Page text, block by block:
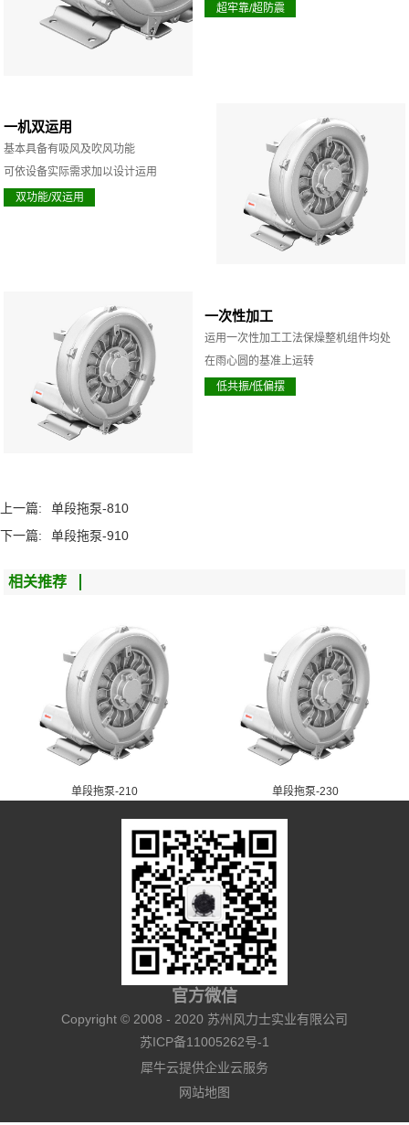
超牢靠/超防震
一机双运用
基本具备有吸风及吹风功能
可依设备实际需求加以设计运用
双功能/双运用
一次性加工
运用一次性加工工法保燥整机组件均处
在雨心圆的基准上运转
低共振/低偏摆
上一篇:
单段拖泵-810
下一篇:
单段拖泵-910
相关推荐
单段拖泵-210 单段拖泵-230
官方微信
Copyright © 2008 - 2020 苏州风力士实业有限公司
苏ICP备11005262号-1
犀牛云提供企业云服务
网站地图